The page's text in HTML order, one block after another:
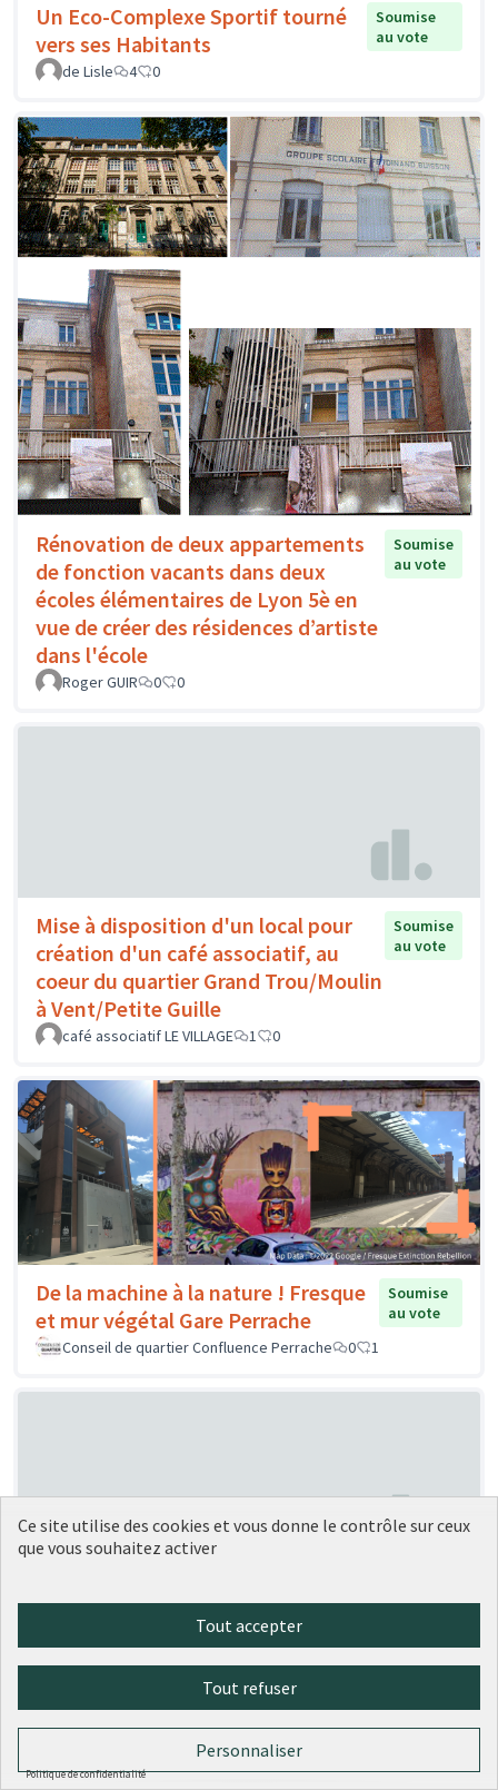
Un Eco-Complexe Sportif tourné
vers ses Habitants
Soumise
au vote
de Lisle
4 0
Rénovation de deux appartements
de fonction vacants dans deux
écoles élémentaires de Lyon 5è en
vue de créer des résidences d’artiste
dans l'école
Soumise
au vote
Roger GUIR 0 0
Mise à disposition d'un local pour
création d'un café associatif, au
coeur du quartier Grand Trou/Moulin
à Vent/Petite Guille
Soumise
au vote
café associatif LE VILLAGE 1 0
De la machine à la nature ! Fresque
et mur végétal Gare Perrache
Soumise
au vote
Conseil de quartier Confluence Perrache
0 1
Ce site utilise des cookies et vous donne le contrôle sur ceux
que vous souhaitez activer
Tout accepter
Tout refuser
Personnaliser
Politique de confidentialité